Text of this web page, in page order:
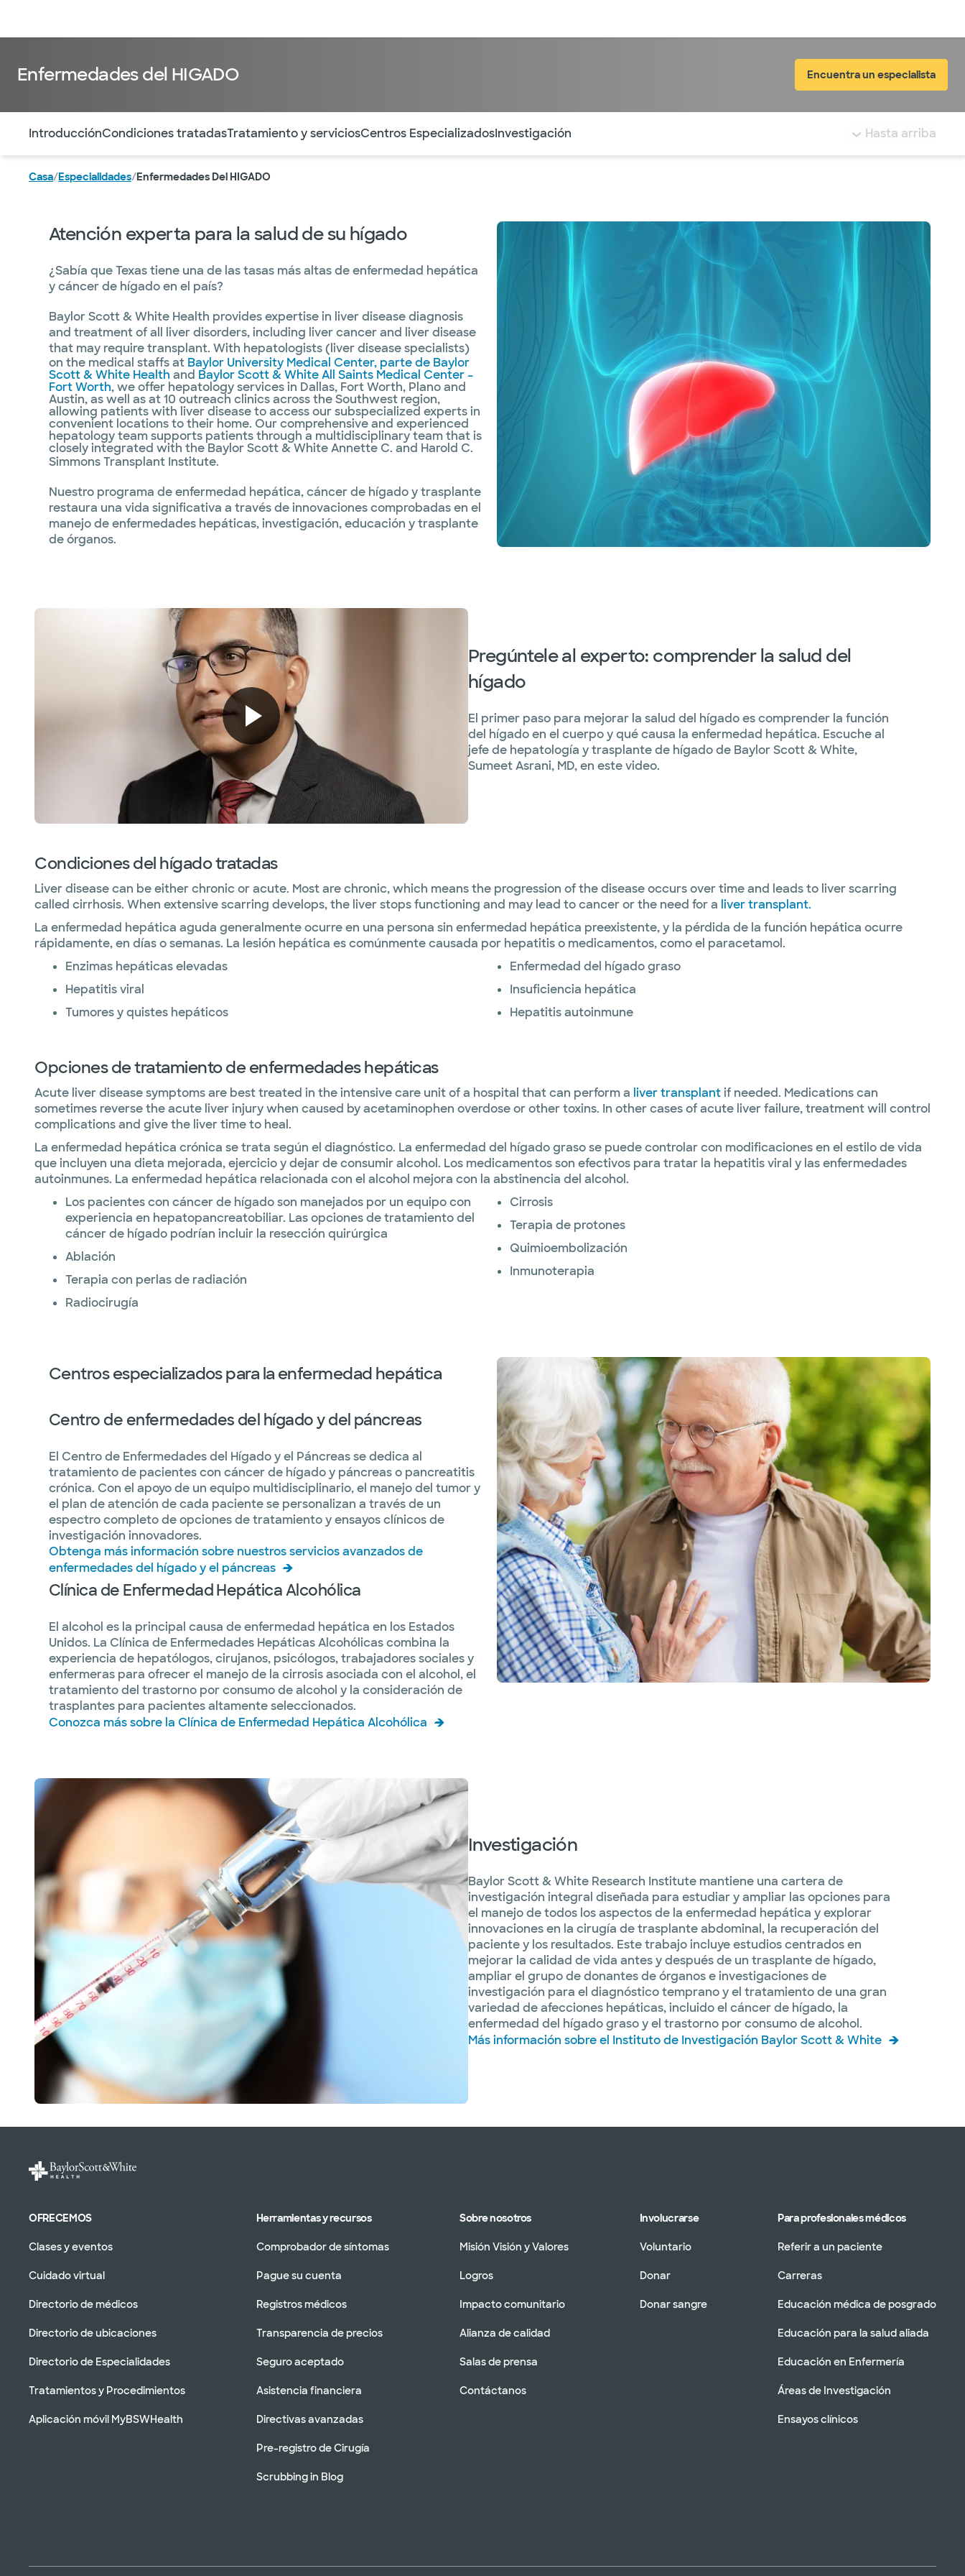
Enfermedades del HIGADO Encuentra un especialista
IntroducciónCondiciones tratadasTratamiento y serviciosCentros EspecializadosInvestigación Hasta arriba
Casa/Especialidades/Enfermedades Del HIGADO
Atención experta para la salud de su hígado
¿Sabía que Texas tiene una de las tasas más altas de enfermedad hepática
y cáncer de hígado en el país?
Baylor Scott & White Health provides expertise in liver disease diagnosis
and treatment of all liver disorders, including liver cancer and liver disease
that may require transplant. With hepatologists (liver disease specialists)
on the medical staffs at Baylor University Medical Center, parte de Baylor
Scott & White Health and Baylor Scott & White All Saints Medical Center –
Fort Worth, we offer hepatology services in Dallas, Fort Worth, Plano and
Austin, as well as at 10 outreach clinics across the Southwest region,
allowing patients with liver disease to access our subspecialized experts in
convenient locations to their home. Our comprehensive and experienced
hepatology team supports patients through a multidisciplinary team that is
closely integrated with the Baylor Scott & White Annette C. and Harold C.
Simmons Transplant Institute.
Nuestro programa de enfermedad hepática, cáncer de hígado y trasplante
restaura una vida significativa a través de innovaciones comprobadas en el
manejo de enfermedades hepáticas, investigación, educación y trasplante
de órganos.
Pregúntele al experto: comprender la salud del
hígado
El primer paso para mejorar la salud del hígado es comprender la función
del hígado en el cuerpo y qué causa la enfermedad hepática. Escuche al
jefe de hepatología y trasplante de hígado de Baylor Scott & White,
Sumeet Asrani, MD, en este video.
Condiciones del hígado tratadas
Liver disease can be either chronic or acute. Most are chronic, which means the progression of the disease occurs over time and leads to liver scarring
called cirrhosis. When extensive scarring develops, the liver stops functioning and may lead to cancer or the need for a liver transplant.
La enfermedad hepática aguda generalmente ocurre en una persona sin enfermedad hepática preexistente, y la pérdida de la función hepática ocurre
rápidamente, en días o semanas. La lesión hepática es comúnmente causada por hepatitis o medicamentos, como el paracetamol.
Enzimas hepáticas elevadas
Hepatitis viral
Tumores y quistes hepáticos
Enfermedad del hígado graso
Insuficiencia hepática
Hepatitis autoinmune
Opciones de tratamiento de enfermedades hepáticas
Acute liver disease symptoms are best treated in the intensive care unit of a hospital that can perform a liver transplantif needed. Medications can
sometimes reverse the acute liver injury when caused by acetaminophen overdose or other toxins. In other cases of acute liver failure, treatment will control
complications and give the liver time to heal.
La enfermedad hepática crónica se trata según el diagnóstico. La enfermedad del hígado graso se puede controlar con modificaciones en el estilo de vida
que incluyen una dieta mejorada, ejercicio y dejar de consumir alcohol. Los medicamentos son efectivos para tratar la hepatitis viral y las enfermedades
autoinmunes. La enfermedad hepática relacionada con el alcohol mejora con la abstinencia del alcohol.
Los pacientes con cáncer de hígado son manejados por un equipo con
experiencia en hepatopancreatobiliar. Las opciones de tratamiento del
cáncer de hígado podrían incluir la resección quirúrgica
Ablación
Terapia con perlas de radiación
Radiocirugía
Cirrosis
Terapia de protones
Quimioembolización
Inmunoterapia
Centros especializados para la enfermedad hepática
Centro de enfermedades del hígado y del páncreas
El Centro de Enfermedades del Hígado y el Páncreas se dedica al
tratamiento de pacientes con cáncer de hígado y páncreas o pancreatitis
crónica. Con el apoyo de un equipo multidisciplinario, el manejo del tumor y
el plan de atención de cada paciente se personalizan a través de un
espectro completo de opciones de tratamiento y ensayos clínicos de
investigación innovadores.
Obtenga más información sobre nuestros servicios avanzados de
enfermedades del hígado y el páncreas
Clínica de Enfermedad Hepática Alcohólica
El alcohol es la principal causa de enfermedad hepática en los Estados
Unidos. La Clínica de Enfermedades Hepáticas Alcohólicas combina la
experiencia de hepatólogos, cirujanos, psicólogos, trabajadores sociales y
enfermeras para ofrecer el manejo de la cirrosis asociada con el alcohol, el
tratamiento del trastorno por consumo de alcohol y la consideración de
trasplantes para pacientes altamente seleccionados.
Conozca más sobre la Clínica de Enfermedad Hepática Alcohólica
Investigación
Baylor Scott & White Research Institute mantiene una cartera de
investigación integral diseñada para estudiar y ampliar las opciones para
el manejo de todos los aspectos de la enfermedad hepática y explorar
innovaciones en la cirugía de trasplante abdominal, la recuperación del
paciente y los resultados. Este trabajo incluye estudios centrados en
mejorar la calidad de vida antes y después de un trasplante de hígado,
ampliar el grupo de donantes de órganos e investigaciones de
investigación para el diagnóstico temprano y el tratamiento de una gran
variedad de afecciones hepáticas, incluido el cáncer de hígado, la
enfermedad del hígado graso y el trastorno por consumo de alcohol.
Más información sobre el Instituto de Investigación Baylor Scott & White
OFRECEMOS
Clases y eventos
Cuidado virtual
Directorio de médicos
Directorio de ubicaciones
Directorio de Especialidades
Tratamientos y Procedimientos
Aplicación móvil MyBSWHealth
Herramientas y recursos
Comprobador de síntomas
Pague su cuenta
Registros médicos
Transparencia de precios
Seguro aceptado
Asistencia financiera
Directivas avanzadas
Pre-registro de Cirugía
Scrubbing in Blog
Sobre nosotros
Misión Visión y Valores
Logros
Impacto comunitario
Alianza de calidad
Salas de prensa
Contáctanos
Involucrarse
Voluntario
Donar
Donar sangre
Para profesionales médicos
Referir a un paciente
Carreras
Educación médica de posgrado
Educación para la salud aliada
Educación en Enfermería
Áreas de Investigación
Ensayos clínicos